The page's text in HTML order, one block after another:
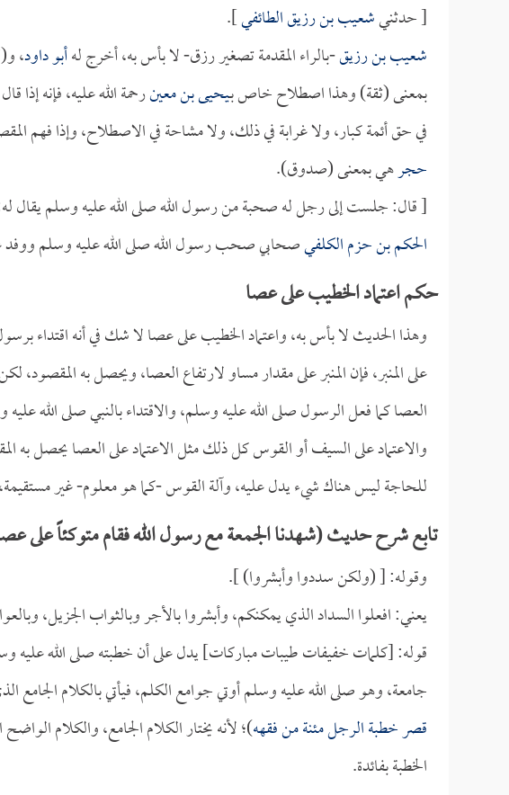
[ حدثنيشعيب بن رزيق الطائفي].
شعيب بن رزيق-بالراء المقدمة تصغير رزق- لا بأس به، أخرج لهأبو داود،
بمعنى (ثقة) وهذا اصطلاح خاص بـيحيى بن معينرحمة الله عليه، فإنه
في حق أئمة كبار، ولا غرابة في ذلك، ولا مشاحة في الاصطلاح، وإذا فهم
حجرهي بمعنى (صدوق).
[ قال: جلست إلى رجل له صحبة من رسول الله صلى الله عليه وسلم يقال
الحكم بن حزم الكلفيصحابي صحب رسول الله صلى الله عليه وسلم ووفد
حكم اعتماد الخطيب على عصا
وهذا الحديث لا بأس به، واعتماد الخطيب على عصا لا شك في أنه اقتداء
على المنبر، فإن المنبر على مقدار مساو لارتفاع العصا، ويحصل به المقصود،
العصا كما فعل الرسول صلى الله عليه وسلم، والاقتداء بالنبي صلى الله عليه
والاعتماد على السيف أو القوس كل ذلك مثل الاعتماد على العصا يحصل به
للحاجة ليس هناك شيء يدل عليه، وآلة القوس -كما هو معلوم- غير
تابع شرح حديث (شهدنا الجمعة مع رسول الله فقام متوكئاً على
وقوله: [ (ولكن سددوا وأبشروا) ].
يعني: افعلوا السداد الذي يمكنكم، وأبشروا بالأجر وبالثواب الجزيل،
قوله: [كلمات خفيفات طيبات مباركات] يدل على أن خطبته صلى الله
جامعة، وهو صلى الله عليه وسلم أوتي جوامع الكلم، فيأتي بالكلام الجامع
قصر خطبة الرجل مئنة من فقهه)؛ لأنه يختار الكلام الجامع، والكلام
الخطبة بفائدة.